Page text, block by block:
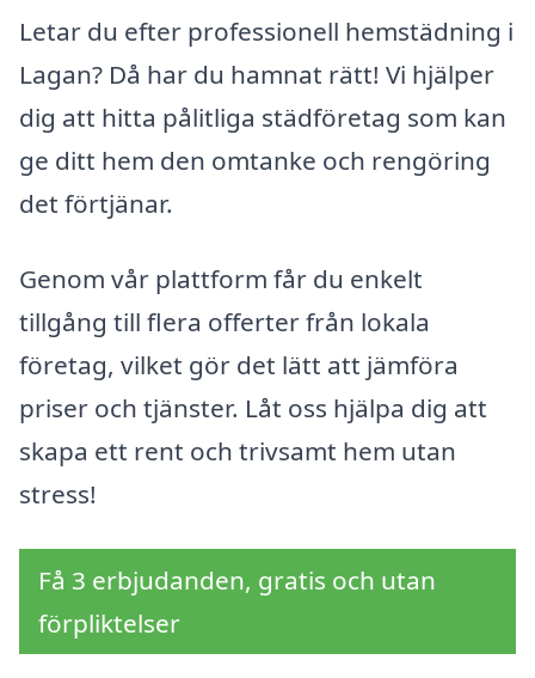
Letar du efter professionell hemstädning i
Lagan? Då har du hamnat rätt! Vi hjälper
dig att hitta pålitliga städföretag som kan
ge ditt hem den omtanke och rengöring
det förtjänar.
Genom vår plattform får du enkelt
tillgång till flera offerter från lokala
företag, vilket gör det lätt att jämföra
priser och tjänster. Låt oss hjälpa dig att
skapa ett rent och trivsamt hem utan
stress!
Få 3 erbjudanden, gratis och utan
förpliktelser